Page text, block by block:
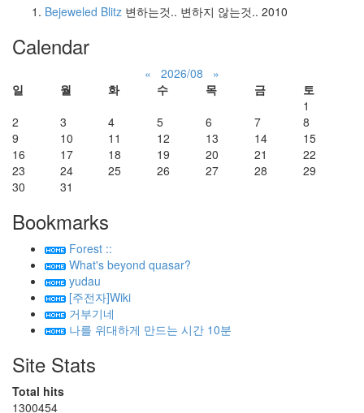
Bejeweled Blitz 변하는것.. 변하지 않는것.. 2010
Calendar
« 2026/08
»
일
월 화 수 목 금
토
1
2
3 4 5 6 7
8
9
10 11 12 13 14
15
16
17 18 19 20 21
22
23
24 25 26 27 28
29
30
31
Bookmarks
Forest ::
What's beyond quasar?
yudau
[주전자]Wiki
거부기네
나를 위대하게 만드는 시간 10분
Site Stats
Total hits
1300454